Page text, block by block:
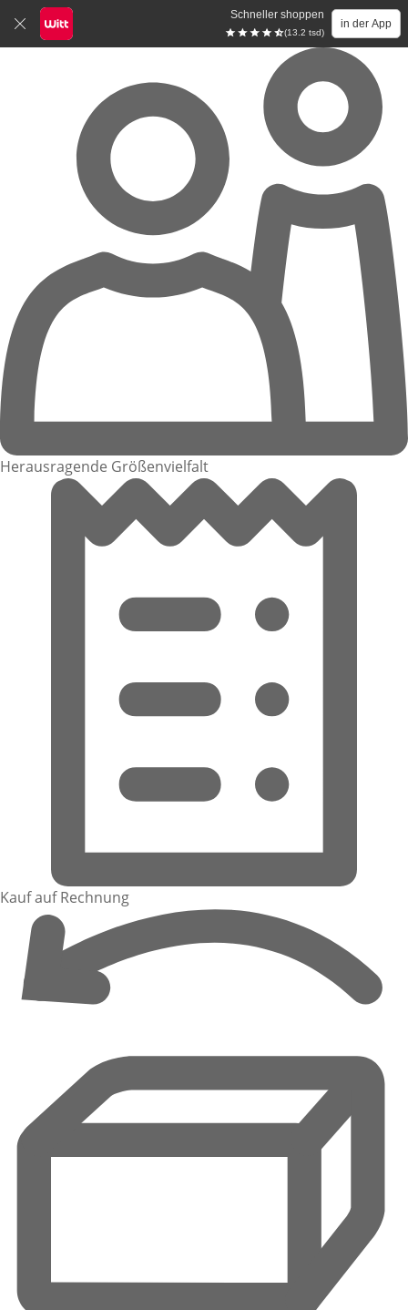
Schneller shoppen
(13.2 tsd)
in der App
Herausragende Größenvielfalt
Kauf auf Rechnung